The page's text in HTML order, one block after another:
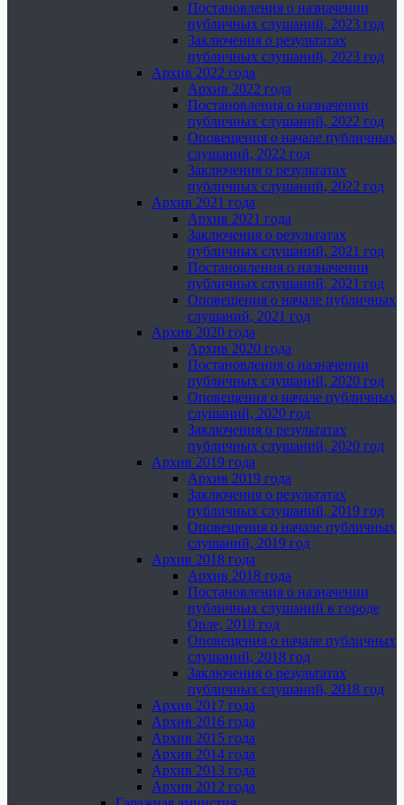
Постановления о назначении
публичных слушаний, 2023 год
Заключения о результатах
публичных слушаний, 2023 год
Архив 2022 года
Архив 2022 года
Постановления о назначении
публичных слушаний, 2022 год
Оповещения о начале публичных
слушаний, 2022 год
Заключения о результатах
публичных слушаний, 2022 год
Архив 2021 года
Архив 2021 года
Заключения о результатах
публичных слушаний, 2021 год
Постановления о назначении
публичных слушаний, 2021 год
Оповещения о начале публичных
слушаний, 2021 год
Архив 2020 года
Архив 2020 года
Постановления о назначении
публичных слушаний, 2020 год
Оповещения о начале публичных
слушаний, 2020 год
Заключения о результатах
публичных слушаний, 2020 год
Архив 2019 года
Архив 2019 года
Заключения о результатах
публичных слушаний, 2019 год
Оповещения о начале публичных
слушаний, 2019 год
Архив 2018 года
Архив 2018 года
Постановления о назначении
публичных слушаний в городе
Орле, 2018 год
Оповещения о начале публичных
слушаний, 2018 год
Заключения о результатах
публичных слушаний, 2018 год
Архив 2017 года
Архив 2016 года
Архив 2015 года
Архив 2014 года
Архив 2013 года
Архив 2012 года